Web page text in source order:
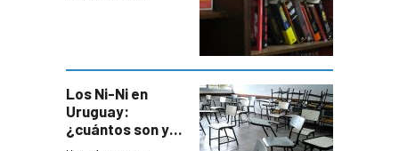
Los Ni-Ni en
Uruguay:
¿cuántos son y
en dónde están?